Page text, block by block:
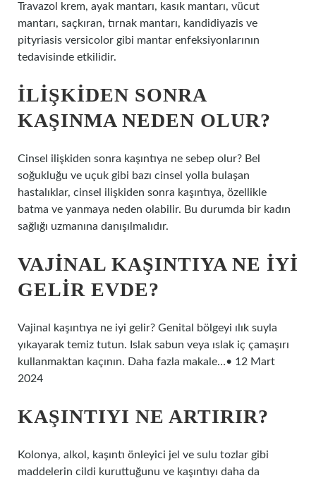
Travazol krem, ayak mantarı, kasık mantarı, vücut
mantarı, saçkıran, tırnak mantarı, kandidiyazis ve
pityriasis versicolor gibi mantar enfeksiyonlarının
tedavisinde etkilidir.
İLIŞKIDEN SONRA
KAŞINMA NEDEN OLUR?
Cinsel ilişkiden sonra kaşıntıya ne sebep olur? Bel
soğukluğu ve uçuk gibi bazı cinsel yolla bulaşan
hastalıklar, cinsel ilişkiden sonra kaşıntıya, özellikle
batma ve yanmaya neden olabilir. Bu durumda bir kadın
sağlığı uzmanına danışılmalıdır.
VAJINAL KAŞINTIYA NE IYI
GELIR EVDE?
Vajinal kaşıntıya ne iyi gelir? Genital bölgeyi ılık suyla
yıkayarak temiz tutun. Islak sabun veya ıslak iç çamaşırı
kullanmaktan kaçının. Daha fazla makale…• 12 Mart
2024
KAŞINTIYI NE ARTIRIR?
Kolonya, alkol, kaşıntı önleyici jel ve sulu tozlar gibi
maddelerin cildi kuruttuğunu ve kaşıntıyı daha da